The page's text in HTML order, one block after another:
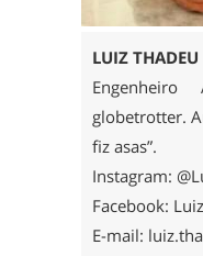
LUIZ
globetrotter.
fiz asas”.
Facebook:
E-mail: